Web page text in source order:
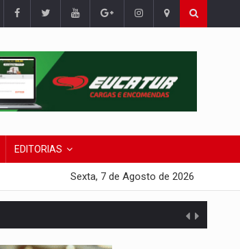
EDITORIAS
Sexta, 7 de Agosto de 2026